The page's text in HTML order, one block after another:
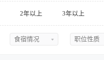
2年以上 3年以上
食宿情况 职位性质